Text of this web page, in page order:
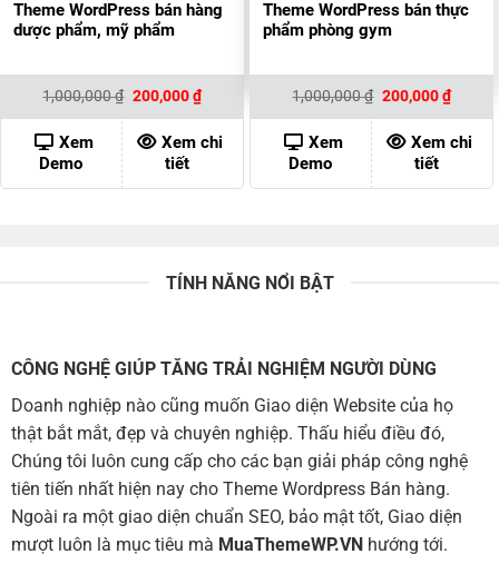
Theme WordPress bán hàng
dược phẩm, mỹ phẩm
1,000,000₫ Giá
là:
1,000,000 ₫.
200,000₫Giá
hiện
tại
là:
200,000 ₫.
Xem
Demo
Xem chi
tiết
Theme WordPress bán thực
phẩm phòng gym
1,000,000₫ Giá
là:
1,000,000 ₫.
200,000₫Giá
hiện
tại
là:
Xem
Demo
Xem chi
tiết
TÍNH NĂNG NỔI BẬT
CÔNG NGHỆ GIÚP TĂNG TRẢI NGHIỆM NGƯỜI DÙNG
Doanh nghiệp nào cũng muốn Giao diện Website của họ
thật bắt mắt, đẹp và chuyên nghiệp. Thấu hiểu điều đó,
Chúng tôi luôn cung cấp cho các bạn giải pháp công nghệ
tiên tiến nhất hiện nay cho Theme Wordpress Bán hàng.
Ngoài ra một giao diện chuẩn SEO, bảo mật tốt, Giao diện
mượt luôn là mục tiêu mà MuaThemeWP.VN hướng tới.